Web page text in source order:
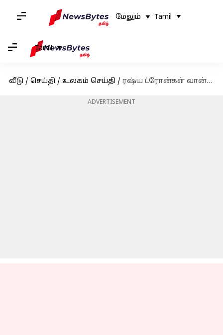
மேலும் Tamil
Tamil
வீடு / செய்தி / உலகம் செய்தி / ரஷ்ய ட்ரோன்கள் வான்வெளிக்குள் நுழைந்ததை அடுத்து உஷார் நிலையில் போலந்து; விமான நிலையங்கள் மூடல்
ADVERTISEMENT